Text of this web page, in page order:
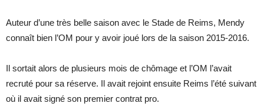
Auteur d’une très belle saison avec le Stade de Reims, Mendy
connaît bien l’OM pour y avoir joué lors de la saison 2015-2016.
Il sortait alors de plusieurs mois de chômage et l’OM l’avait
recruté pour sa réserve. Il avait rejoint ensuite Reims l’été suivant
où il avait signé son premier contrat pro.